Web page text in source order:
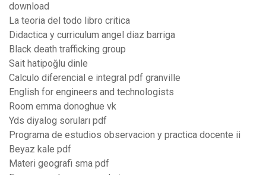
download
La teoria del todo libro critica
Didactica y curriculum angel diaz barriga
Black death trafficking group
Sait hatipoğlu dinle
Calculo diferencial e integral pdf granville
English for engineers and technologists
Room emma donoghue vk
Yds diyalog soruları pdf
Programa de estudios observacion y practica docente ii
Beyaz kale pdf
Materi geografi sma pdf